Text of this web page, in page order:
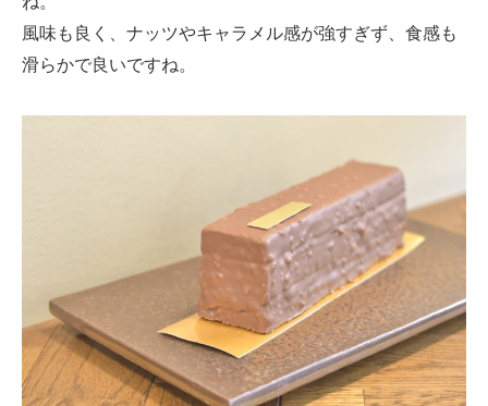
風味も良く、ナッツやキャラメル感が強すぎず、食感も
滑らかで良いですね。